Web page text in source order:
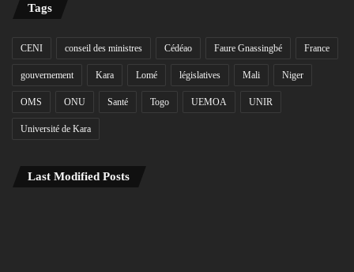
Tags
CENI conseil des ministres Cédéao Faure Gnassingbé France
gouvernement Kara Lomé législatives Mali Niger
OMS ONU Santé Togo UEMOA UNIR
Université de Kara
Last Modified Posts